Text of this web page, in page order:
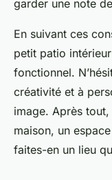
garder une note
En suivant ces
petit patio
fonctionnel.
créativité et à
image. Après
maison, un
faites-en un lieu